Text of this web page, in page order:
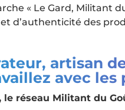
« Le Gard, Militant
d’authenticité des
artisan
avec les
le réseau Militant du